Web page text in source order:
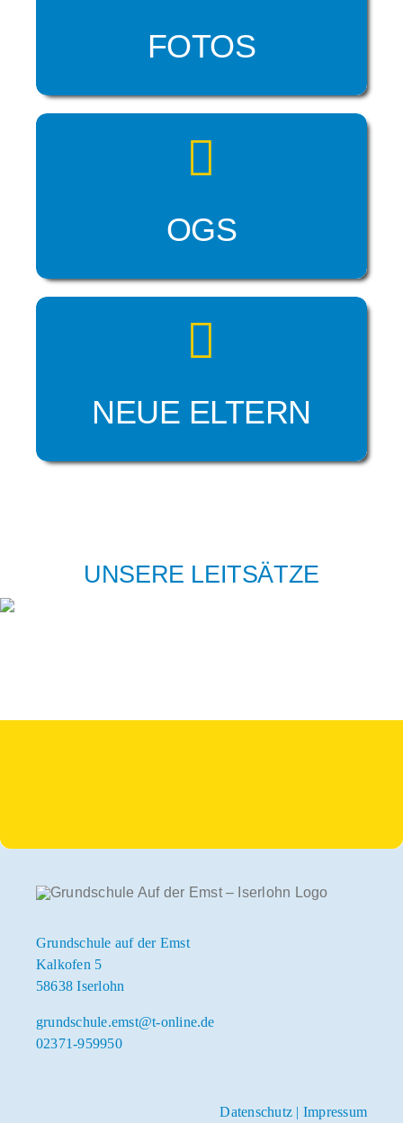
FOTOS
OGS
NEUE ELTERN
UNSERE LEITSÄTZE
Grundschule auf der Emst
Kalkofen 5
58638 Iserlohn
grundschule.emst@t-online.de
02371-959950
Datenschutz | Impressum